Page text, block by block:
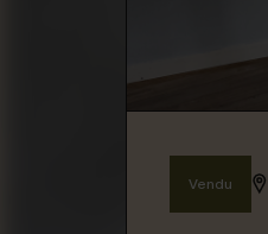
Espace Bailleur / Locataire
Vendu